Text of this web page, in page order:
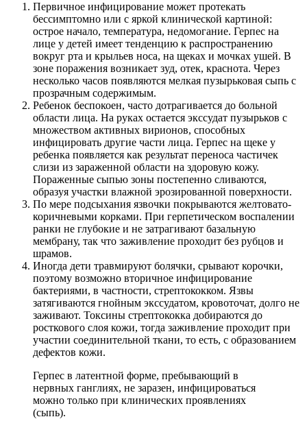
Первичное инфицирование может протекать
бессимптомно или с яркой клинической картиной:
острое начало, температура, недомогание. Герпес на
лице у детей имеет тенденцию к распространению
вокруг рта и крыльев носа, на щеках и мочках ушей. В
зоне поражения возникает зуд, отек, краснота. Через
несколько часов появляются мелкая пузырьковая сыпь с
прозрачным содержимым.
Ребенок беспокоен, часто дотрагивается до больной
области лица. На руках остается экссудат пузырьков с
множеством активных вирионов, способных
инфицировать другие части лица. Герпес на щеке у
ребенка появляется как результат переноса частичек
слизи из зараженной области на здоровую кожу.
Пораженные сыпью зоны постепенно сливаются,
образуя участки влажной эрозированной поверхности.
По мере подсыхания язвочки покрываются желтовато-
коричневыми корками. При герпетическом воспалении
ранки не глубокие и не затрагивают базальную
мембрану, так что заживление проходит без рубцов и
шрамов.
Иногда дети травмируют болячки, срывают корочки,
поэтому возможно вторичное инфицирование
бактериями, в частности, стрептококком. Язвы
затягиваются гнойным экссудатом, кровоточат, долго не
заживают. Токсины стрептококка добираются до
росткового слоя кожи, тогда заживление проходит при
участии соединительной ткани, то есть, с образованием
дефектов кожи.
Герпес в латентной форме, пребывающий в
нервных ганглиях, не заразен, инфицироваться
можно только при клинических проявлениях
(сыпь).